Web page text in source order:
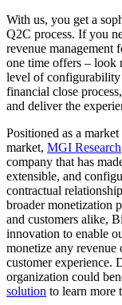
With us, you get a
Q2C process. If you
revenue management
one time offers –
level of configurability
financial close
and deliver the
Positioned as a
market, MGI Research
company that has
extensible, and
contractual
broader monetization
and customers alike,
innovation to enable
monetize any
customer experience.
organization could
solution to learn more